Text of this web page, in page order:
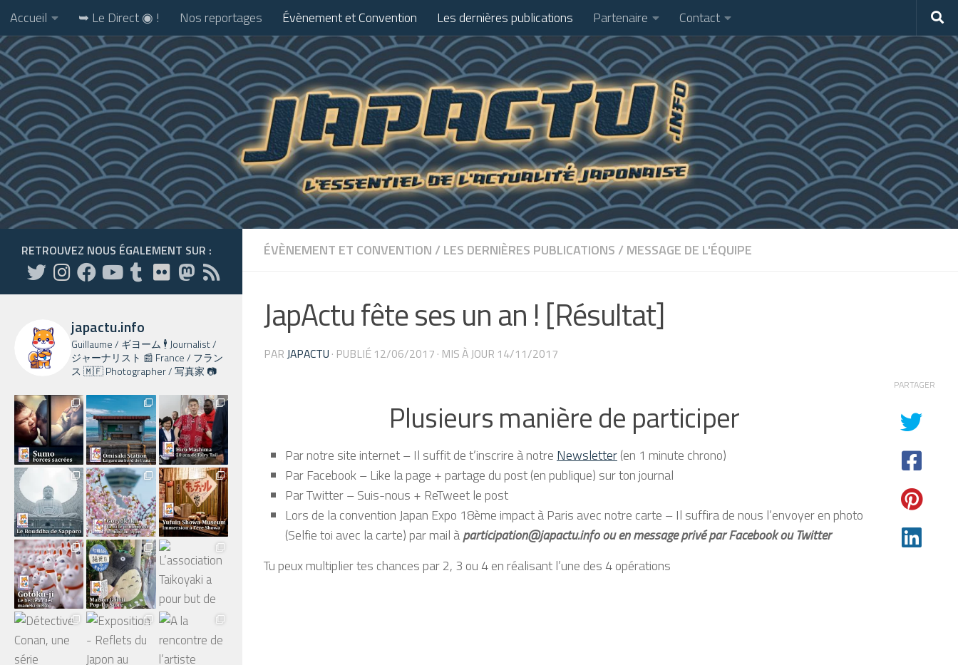
Skip to content
Accueil ➥ Le Direct ◉ ! Nos reportages Évènement et Convention Les dernières publications Partenaire Contact
ÉVÈNEMENT ET CONVENTION / LES DERNIÈRES PUBLICATIONS / MESSAGE DE L'ÉQUIPE
JapActu fête ses un an ! [Résultat]
PARJAPACTU · PUBLIÉ 12/06/2017 · MIS À JOUR 14/11/2017
Plusieurs manière de participer
Par notre site internet – Il suffit de t’inscrire à notre Newsletter(en 1 minute chrono)
Par Facebook – Like la page + partage du post (en publique) sur ton journal
Par Twitter – Suis-nous + ReTweet le post
Lors de la convention Japan Expo 18ème impact à Paris avec notre carte – Il suffira de nous l’envoyer en photo
(Selfie toi avec la carte) par mail àparticipation@japactu.info ou en message privé par Facebook ou Twitter
Tu peux multiplier tes chances par 2, 3 ou 4 en réalisant l’une des 4 opérations
PARTAGER
RETROUVEZ NOUS ÉGALEMENT SUR :
japactu.info
Guillaume / ギヨーム 🕴️ Journalist /
ジャーナリスト 📰 France / フラン
ス 🇲🇫 Photographer / 写真家 📷